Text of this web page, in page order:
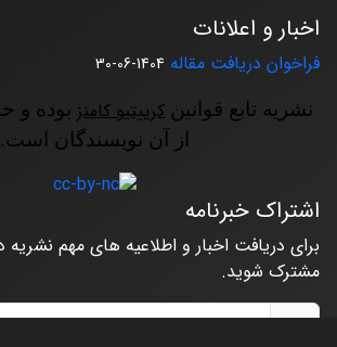
اخبار و اعلانات
فراخوان دریافت مقاله 1404-06-30
نشریه تابع قوانین کرییتیو کامنز بوده و
از آن نویسندگان است.
اشتراک خبرنامه
برای دریافت اخبار و اطلاعیه های مهم نشریه
مشترک شوید.